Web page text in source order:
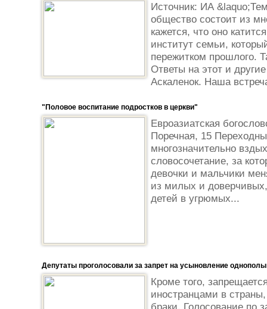
Источник: ИА
общество состоит из
кажется, что оно
институт семьи,
пережитком прошлого.
Ответы на этот и
Аскаленок. Наша
"Половое воспитание подростков в церкви"
Евроазиатская
Поречная, 15
многозначительно
словосочетание, за
девочки и мальчики
из милых и
детей в угрюмых...
Депутаты проголосовали за запрет на усыновление
Кроме того,
иностранцами в
браки. Голосование по